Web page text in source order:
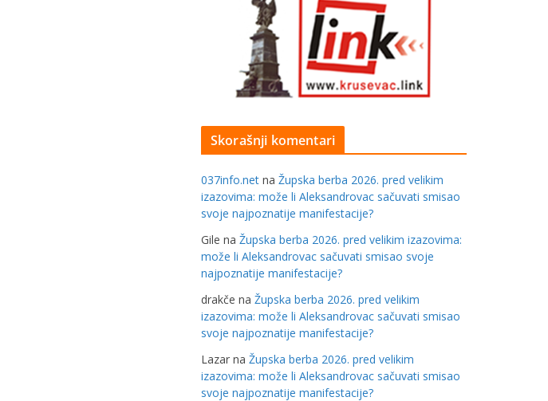
Skorašnji komentari
037info.net na Župska berba 2026. pred velikim
izazovima: može li Aleksandrovac sačuvati smisao
svoje najpoznatije manifestacije?
Gile na Župska berba 2026. pred velikim izazovima:
može li Aleksandrovac sačuvati smisao svoje
najpoznatije manifestacije?
drakče na Župska berba 2026. pred velikim
izazovima: može li Aleksandrovac sačuvati smisao
svoje najpoznatije manifestacije?
Lazar na Župska berba 2026. pred velikim
izazovima: može li Aleksandrovac sačuvati smisao
svoje najpoznatije manifestacije?